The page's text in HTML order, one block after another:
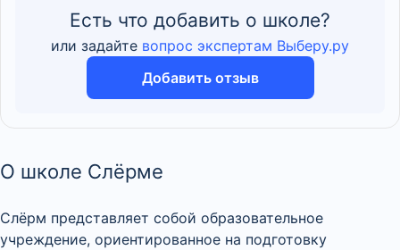
Есть что добавить о школе?
или задайте вопрос экспертам Выберу.ру
Добавить отзыв
О школе Слёрме
Слёрм представляет собой образовательное
учреждение, ориентированное на подготовку